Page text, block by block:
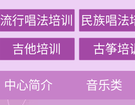
流行唱法培训 民族唱法
吉他培训 古筝培
中心简介 音乐类